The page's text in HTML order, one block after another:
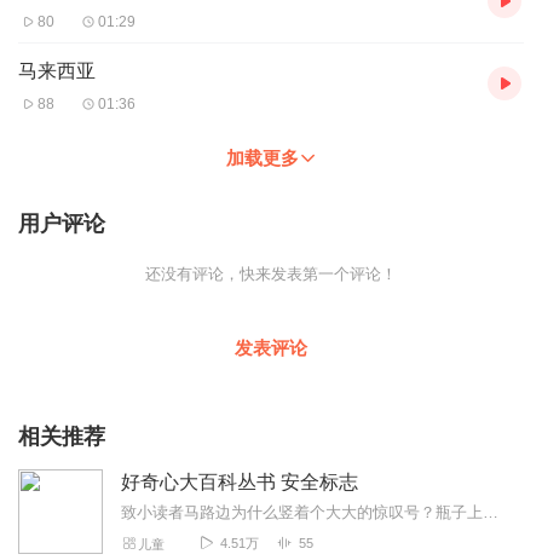
80 01:29
马来西亚
88 01:36
加载更多
用户评论
还没有评论，快来发表第一个评论！
发表评论
相关推荐
好奇心大百科丛书 安全标志
致小读者马路边为什么竖着个大大的惊叹号？瓶子上为什么画着个恐怖的骷髅头？灭火器在哪里？逃生出口又在哪里？……本书主要涵盖了警告标志，禁令标志，指示标志，施工安全...
儿童 4.51万 55